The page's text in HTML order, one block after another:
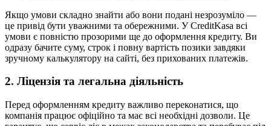
Якщо умови складно знайти або вони подані незрозуміло —
це привід бути уважними та обережними. У CreditKasa всі
умови є повністю прозорими ще до оформлення кредиту. Ви
одразу бачите суму, строк і повну вартість позики завдяки
зручному калькулятору на сайті, без прихованих платежів.
2. Ліцензія та легальна діяльність
Перед оформленням кредиту важливо переконатися, що
компанія працює офіційно та має всі необхідні дозволи. Це